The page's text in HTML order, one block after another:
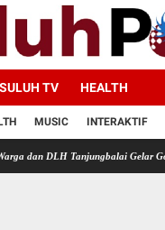
SULUH TV HEALTH
MUSIC INTERAKTIF
Tanjungbalai Gelar Gotong Royong